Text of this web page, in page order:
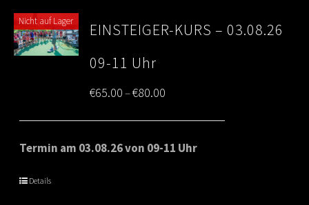
Nicht auf Lager
EINSTEIGER-KURS – 03.08.26
09-11 Uhr
€65.00–€80.00
range:
€65.00
Termin am 03.08.26 von 09-11 Uhr
Details